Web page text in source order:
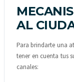
AL
Para brindarte una
tener en cuenta tus
canales: